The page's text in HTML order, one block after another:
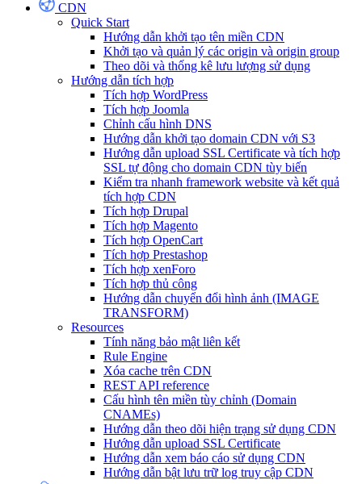
CDN
Quick Start
Hướng dẫn khởi tạo tên miền CDN
Khởi tạo và quản lý các origin và origin group
Theo dõi và thống kê lưu lượng sử dụng
Hướng dẫn tích hợp
Tích hợp WordPress
Tích hợp Joomla
Chỉnh cấu hình DNS
Hướng dẫn khởi tạo domain CDN với S3
Hướng dẫn upload SSL Certificate và tích hợp
SSL tự động cho domain CDN tùy biến
Kiểm tra nhanh framework website và kết quả
tích hợp CDN
Tích hợp Drupal
Tích hợp Magento
Tích hợp OpenCart
Tích hợp Prestashop
Tích hợp xenForo
Tích hợp thủ công
Hướng dẫn chuyển đổi hình ảnh (IMAGE
TRANSFORM)
Resources
Tính năng bảo mật liên kết
Rule Engine
Xóa cache trên CDN
REST API reference
Cấu hình tên miền tùy chỉnh (Domain
CNAMEs)
Hướng dẫn theo dõi hiện trạng sử dụng CDN
Hướng dẫn upload SSL Certificate
Hướng dẫn xem báo cáo sử dụng CDN
Hướng dẫn bật lưu trữ log truy cập CDN